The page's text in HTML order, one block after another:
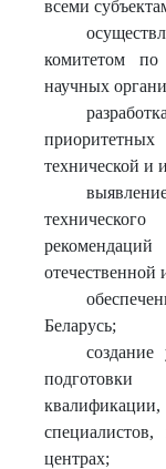
всеми
комитетом по
научных
технической и
отечественной
Беларусь;
центрах;